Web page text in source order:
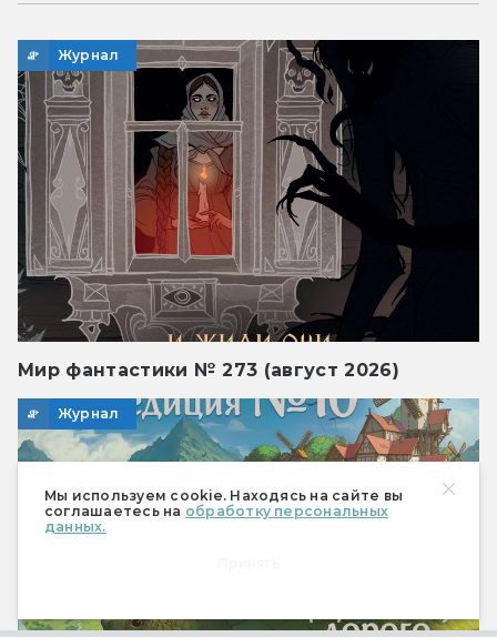
Мы используем cookie. Находясь на сайте вы
соглашаетесь на обработку персональных
данных.
Журнал
Мир фантастики № 273 (август 2026)
Журнал